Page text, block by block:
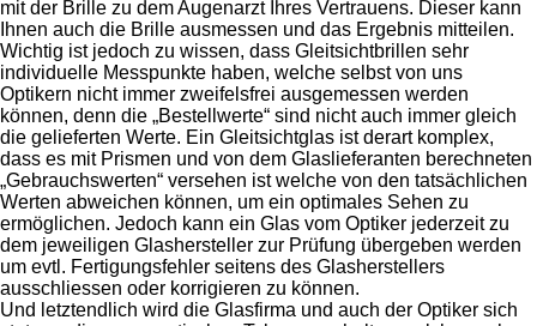
mit der Brille zu dem Augenarzt Ihres Vertrauens. Dieser kann
Ihnen auch die Brille ausmessen und das Ergebnis mitteilen.
Wichtig ist jedoch zu wissen, dass Gleitsichtbrillen sehr
individuelle Messpunkte haben, welche selbst von uns
Optikern nicht immer zweifelsfrei ausgemessen werden
können, denn die „Bestellwerte“ sind nicht auch immer gleich
die gelieferten Werte. Ein Gleitsichtglas ist derart komplex,
dass es mit Prismen und von dem Glaslieferanten berechneten
„Gebrauchswerten“ versehen ist welche von den tatsächlichen
Werten abweichen können, um ein optimales Sehen zu
ermöglichen. Jedoch kann ein Glas vom Optiker jederzeit zu
dem jeweiligen Glashersteller zur Prüfung übergeben werden
um evtl. Fertigungsfehler seitens des Glasherstellers
ausschliessen oder korrigieren zu können.
Und letztendlich wird die Glasfirma und auch der Optiker sich